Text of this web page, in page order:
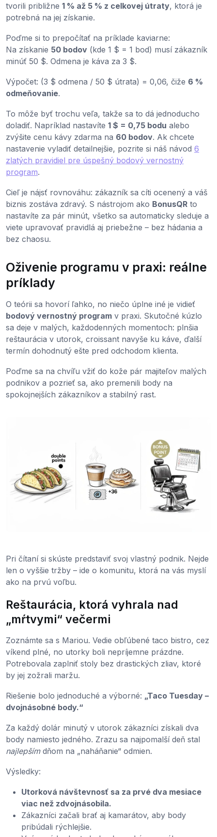
tvorili približne 1 % až 5 % z celkovej útraty, ktorá je
potrebná na jej získanie.
Poďme si to prepočítať na príklade kaviarne:
Na získanie 50 bodov (kde 1 $ = 1 bod) musí zákazník
minúť 50 $. Odmena je káva za 3 $.
Výpočet: (3 $ odmena / 50 $ útrata) = 0,06, čiže 6 %
odmeňovanie.
To môže byť trochu veľa, takže sa to dá jednoducho
doladiť. Napríklad nastavíte 1 $ = 0,75 bodu alebo
zvýšite cenu kávy zdarma na 60 bodov. Ak chcete
nastavenie vyladiť detailnejšie, pozrite si náš návod 6
zlatých pravidiel pre úspešný bodový vernostný
program.
Cieľ je nájsť rovnováhu: zákazník sa cíti ocenený a váš
biznis zostáva zdravý. S nástrojom ako BonusQR to
nastavíte za pár minút, všetko sa automaticky sleduje a
viete upravovať pravidlá aj priebežne – bez hádania a
bez chaosu.
Oživenie programu v praxi: reálne
príklady
O teórii sa hovorí ľahko, no niečo úplne iné je vidieť
bodový vernostný program v praxi. Skutočné kúzlo
sa deje v malých, každodenných momentoch: plnšia
reštaurácia v utorok, croissant navyše ku káve, ďalší
termín dohodnutý ešte pred odchodom klienta.
Poďme sa na chvíľu vžiť do kože pár majiteľov malých
podnikov a pozrieť sa, ako premenili body na
spokojnejších zákazníkov a stabilný rast.
Pri čítaní si skúste predstaviť svoj vlastný podnik. Nejde
len o vyššie tržby – ide o komunitu, ktorá na vás myslí
ako na prvú voľbu.
Reštaurácia, ktorá vyhrala nad
„mŕtvymi“ večermi
Zoznámte sa s Mariou. Vedie obľúbené taco bistro, cez
víkend plné, no utorky boli nepríjemne prázdne.
Potrebovala zaplniť stoly bez drastických zliav, ktoré
by jej zožrali maržu.
Riešenie bolo jednoduché a výborné: „Taco Tuesday –
dvojnásobné body.“
Za každý dolár minutý v utorok zákazníci získali dva
body namiesto jedného. Zrazu sa najpomalší deň stal
najlepšímdňom na „naháňanie“ odmien.
Výsledky:
Utorková návštevnosť sa za prvé dva mesiace
viac než zdvojnásobila.
Zákazníci začali brať aj kamarátov, aby body
pribúdali rýchlejšie.